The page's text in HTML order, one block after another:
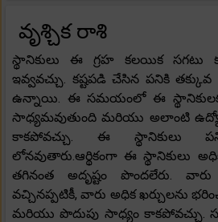
వృశ్చిక రాశి
స్థానికులు ఈ గ్రహ కలయిక సగటు
ఇవ్వవచ్చు. కష్టపడి చేసిన పనికి తక్కువ
ఉన్నాయి. ఈ సమయంలో ఈ
సాధ్యమవుతుంది మరియు అలాంటి
కాకపోవచ్చు. ఈ స్థానికులు
లోనవుతారు.ఆర్థికంగా ఈ స్థానికులు
తగినంత అదృష్టం పొందలేరు.
వచ్చినప్పటికీ, వారు అధిక ఖర్చులను
మరియు పొదుపు సాధ్యం కాకపోవచ్చు.